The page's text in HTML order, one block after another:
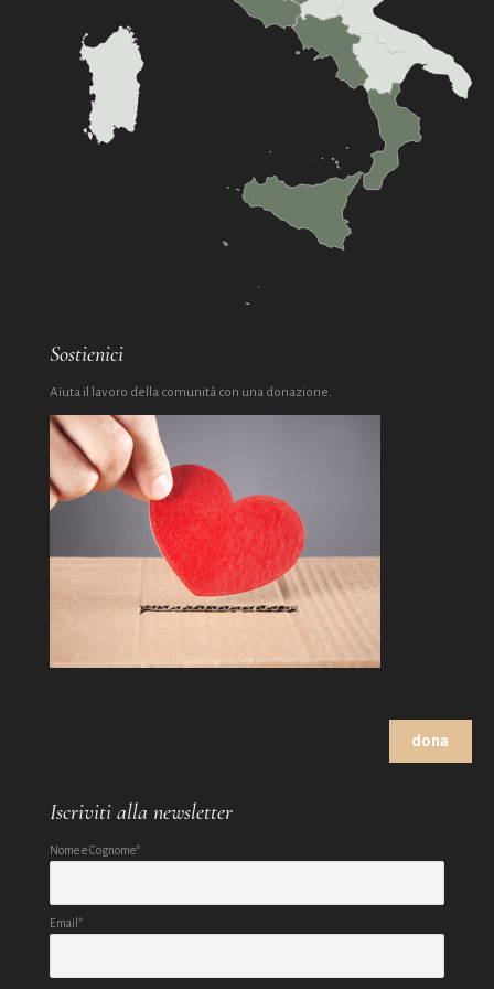
Sostienici
Aiuta il lavoro della comunità con una donazione.
dona
Iscriviti alla newsletter
Nome e Cognome*
Email*